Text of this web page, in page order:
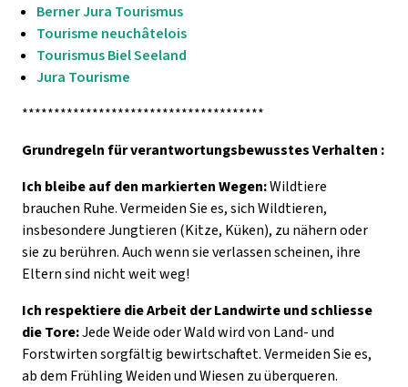
Berner Jura Tourismus
Tourisme neuchâtelois
Tourismus Biel Seeland
Jura Tourisme
**************************************
Grundregeln für verantwortungsbewusstes Verhalten :
Ich bleibe auf den markierten Wegen:Wildtiere
brauchen Ruhe. Vermeiden Sie es, sich Wildtieren,
insbesondere Jungtieren (Kitze, Küken), zu nähern oder
sie zu berühren. Auch wenn sie verlassen scheinen, ihre
Eltern sind nicht weit weg!
Ich respektiere die Arbeit der Landwirte und schliesse
die Tore:Jede Weide oder Wald wird von Land- und
Forstwirten sorgfältig bewirtschaftet. Vermeiden Sie es,
ab dem Frühling Weiden und Wiesen zu überqueren.